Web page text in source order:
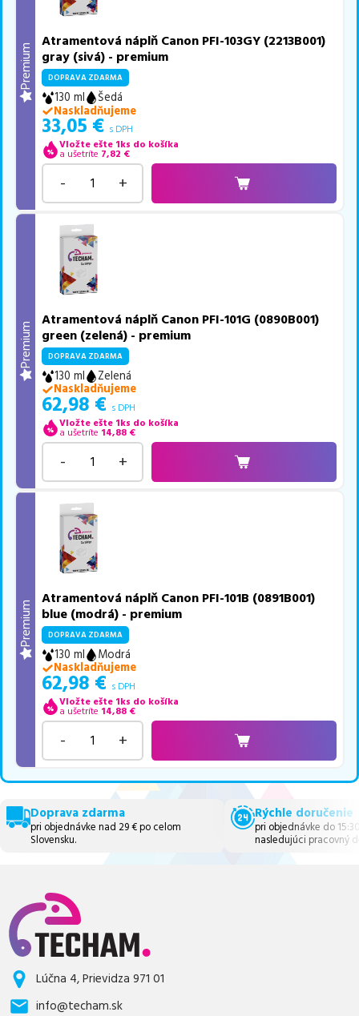
Premium
Atramentová náplň Canon PFI-103GY (2213B001)
gray (sivá) - premium
DOPRAVA ZDARMA
130 ml
Šedá
Naskladňujeme
33,05 € s DPH
Vložte ešte 1ks do košíka
a ušetríte 7,82 €
- +
Premium
Atramentová náplň Canon PFI-101G (0890B001)
green (zelená) - premium
DOPRAVA ZDARMA
130 ml
Zelená
Naskladňujeme
62,98 € s DPH
Vložte ešte 1ks do košíka
a ušetríte 14,88 €
- +
Premium
Atramentová náplň Canon PFI-101B (0891B001)
blue (modrá) - premium
DOPRAVA ZDARMA
130 ml
Modrá
Naskladňujeme
62,98 € s DPH
Vložte ešte 1ks do košíka
a ušetríte 14,88 €
- +
Doprava zdarma
pri objednávke nad 29 € po celom
Slovensku.
Rýchle doručenie
pri objednávke do
nasledujúci pracovný
Lúčna 4, Prievidza 971 01
info@techam.sk